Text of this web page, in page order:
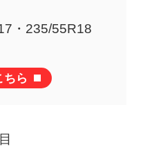
・235/55R18
ちら